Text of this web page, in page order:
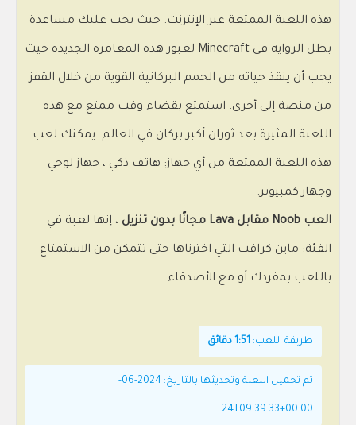
هذه اللعبة الممتعة عبر الإنترنت. حيث يجب عليك مساعدة
بطل الرواية في Minecraft لعبور هذه المغامرة الجديدة حيث
يجب أن ينقذ حياته من الحمم البركانية القوية من خلال القفز
من منصة إلى أخرى. استمتع بقضاء وقت ممتع مع هذه
اللعبة المثيرة بعد ثوران أكبر بركان في العالم. يمكنك لعب
هذه اللعبة الممتعة من أي جهاز: هاتف ذكي ، جهاز لوحي
وجهاز كمبيوتر.
العب Noob مقابل Lava مجانًا بدون تنزيل ، إنها لعبة في
الفئة: ماين كرافت التي اخترناها حتى تتمكن من الاستمتاع
باللعب بمفردك أو مع الأصدقاء.
طريقة اللعب: 1:51 دقائق
تم تحميل اللعبة وتحديثها بالتاريخ: 2024-06-
24T09:39:33+00:00